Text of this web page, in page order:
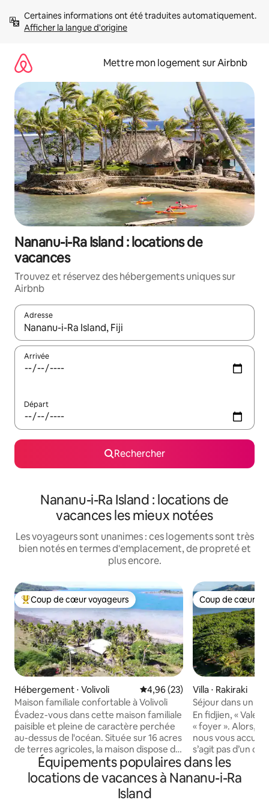
directement
Afficher la langue d'origine
Mettre mon logement sur Airbnb
Nananu-i-Ra Island : locations de
vacances
Trouvez et réservez des hébergements uniques sur
Airbnb
Adresse
Lorsque les résultats s'affichent, utilisez les flèches vers le
Arrivée
Départ
Rechercher
Nananu-i-Ra Island : locations de
vacances les mieux notées
Les voyageurs sont unanimes : ces logements sont très
bien notés en termes d'emplacement, de propreté et
plus encore.
Coups de cœur voyageurs les plus appréciés
Coup de cœur voyageurs
Hébergement ⋅ Volivoli Évaluation moyenne sur la
4,96 (23)
Maison familiale confortable à Volivoli
Évadez-vous dans cette maison familiale
paisible et pleine de caractère perchée
au-dessus de l'océan. Située sur 16 acres
de terres agricoles, la maison dispose de
trois chambres confortables, d'une
cuisine bien équipée, d'un salon
confortable et d'équipements
supplémentaires bien pensés, comme
Coup de cœur
Coup de cœur
Villa ⋅ Rakiraki
Séjour dans un
Vale at Nanumi Au
En fidjien, « Vale »
« foyer ». Alors,
nous vous accueillir
s’agit pas d’un
n’est pas censé en être
une maison
côté d'une
Équipements populaires dans les
locations de vacances à Nananu-i-Ra
Island